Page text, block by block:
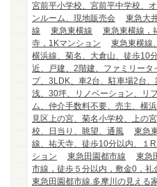
宮前平小学校、宮前平中学校、
ンルーム、現地販売会
東急大
線
東急東横線
東急東横線，
寺，1Kマンション
東急東横線
横浜線、菊名、大倉山、徒歩10
近、戸建、2階建、ファミリータ
プ、3LDK、車2台、駐車場2台、
浅、30坪、リノベーション、リ
ム、仲介手数料不要、売主、横
見区上の宮、菊名小学校、上の
校、日当り、眺望、通風
東急
線、祐天寺、徒歩10分以内、１
ション
東急田園都市線
東急
市線，徒歩５分以内，敷金0，礼
東急田園都市線.多摩川の見える